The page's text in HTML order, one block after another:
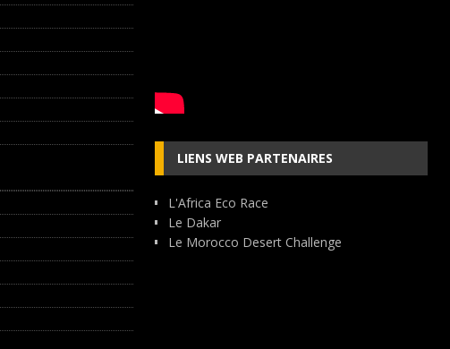
LIENS WEB PARTENAIRES
L'Africa Eco Race
Le Dakar
Le Morocco Desert Challenge